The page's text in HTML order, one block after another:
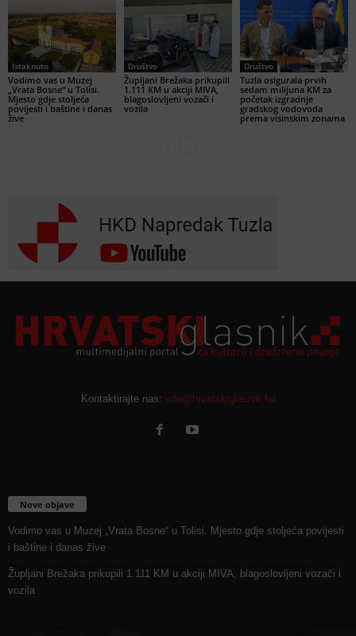
Istaknuto
Vodimo vas u Muzej
„Vrata Bosne“ u Tolisi.
Mjesto gdje stoljeća
povijesti i baštine i danas
žive
Društvo
Župljani Brežaka prikupili
1.111 KM u akciji MIVA,
blagoslovljeni vozači i
vozila
Društvo
Tuzla osigurala prvih
sedam milijuna KM za
početak izgradnje
gradskog vodovoda
prema visinskim zonama
Kontaktirajte nas: info@hrvatskiglasnik.ba
Nove objave
Vodimo vas u Muzej „Vrata Bosne“ u Tolisi. Mjesto gdje stoljeća povijesti
i baštine i danas žive
Župljani Brežaka prikupili 1.111 KM u akciji MIVA, blagoslovljeni vozači i
vozila